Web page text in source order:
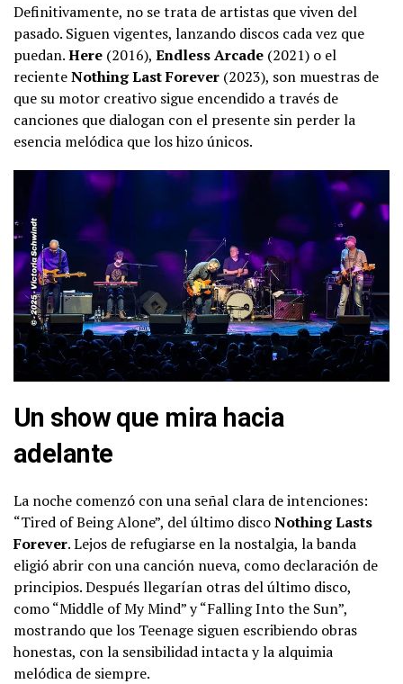
Definitivamente, no se trata de artistas que viven del
pasado. Siguen vigentes, lanzando discos cada vez que
puedan.Here (2016), Endless Arcade (2021) o el
recienteNothing Last Forever (2023), son muestras de
que su motor creativo sigue encendido a través de
canciones que dialogan con el presente sin perder la
esencia melódica que los hizo únicos.
Un show que mira hacia
adelante
La noche comenzó con una señal clara de intenciones:
“Tired of Being Alone”, del último discoNothing Lasts
Forever. Lejos de refugiarse en la nostalgia, la banda
eligió abrir con una canción nueva, como declaración de
principios. Después llegarían otras del último disco,
como “Middle of My Mind” y “Falling Into the Sun”,
mostrando que los Teenage siguen escribiendo obras
honestas, con la sensibilidad intacta y la alquimia
melódica de siempre.